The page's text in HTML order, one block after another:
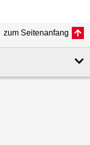
zum Seitenanfang